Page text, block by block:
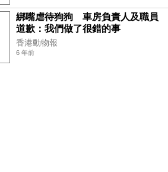
綁嘴虐待狗狗 車房負責人及職員
道歉：我們做了很錯的事
香港動物報
6 年前